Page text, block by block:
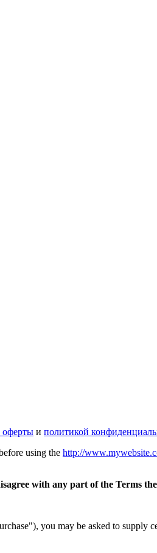
оферты и политикой
using the http://
with any part of the Terms
you may be asked to